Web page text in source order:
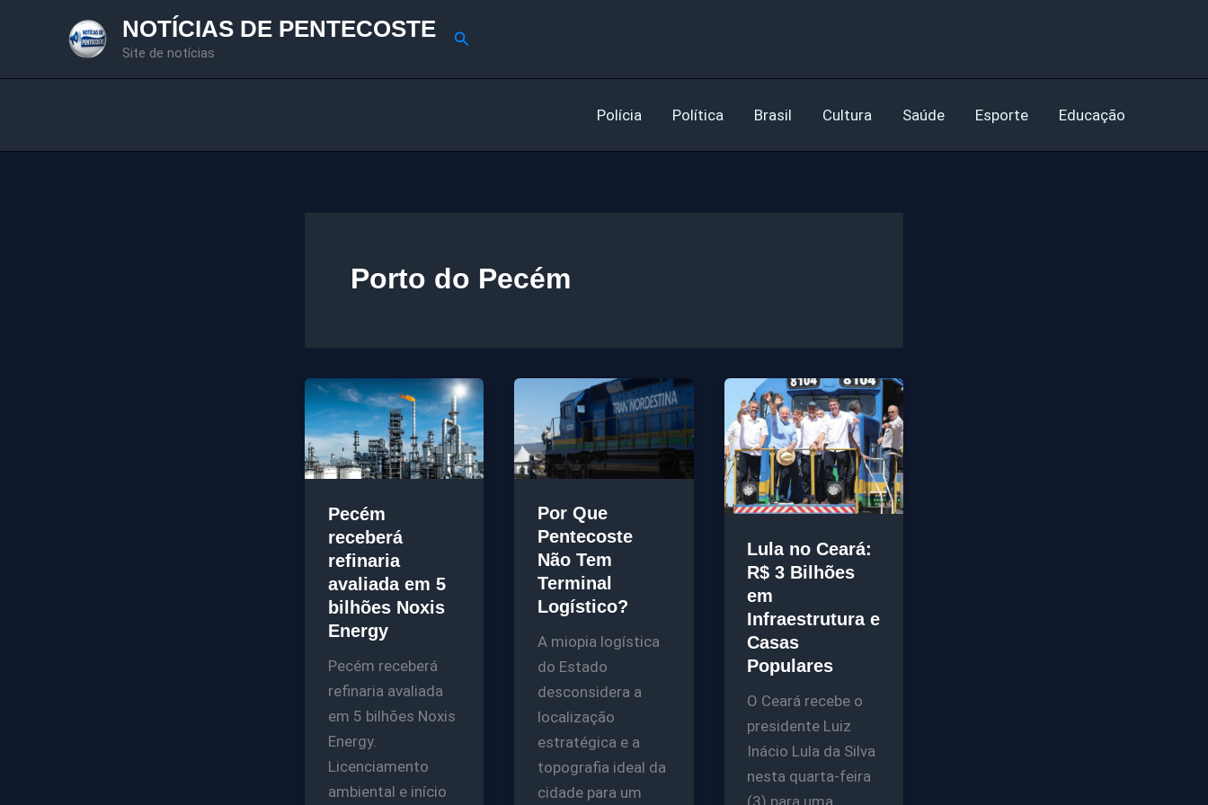
NOTÍCIAS DE PENTECOSTE
Site de notícias
Pesquisar
Polícia Política Brasil Cultura Saúde Esporte Educação
Porto do Pecém
Pecém
receberá
refinaria
avaliada em 5
bilhões Noxis
Energy
Pecém receberá
refinaria avaliada
em 5 bilhões Noxis
Energy.
Licenciamento
ambiental e início
Por Que
Pentecoste
Não Tem
Terminal
Logístico?
A miopia logística
do Estado
desconsidera a
localização
estratégica e a
topografia ideal da
cidade para um
Lula no Ceará:
R$ 3 Bilhões
em
Infraestrutura e
Casas
Populares
O Ceará recebe o
presidente Luiz
Inácio Lula da Silva
nesta quarta-feira
(3) para uma